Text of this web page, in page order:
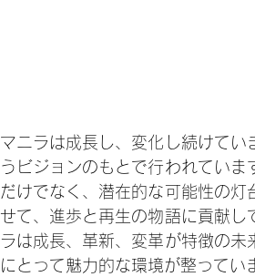
マニラは成長し、変化し続けて
うビジョンのもとで行われてい
だけでなく、潜在的な可能性の
せて、進歩と再生の物語に貢献し
ラは成長、革新、変革が特徴の
にとって魅力的な環境が整ってい